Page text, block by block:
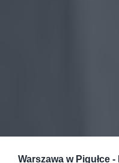
Warszawa w Pigułce -